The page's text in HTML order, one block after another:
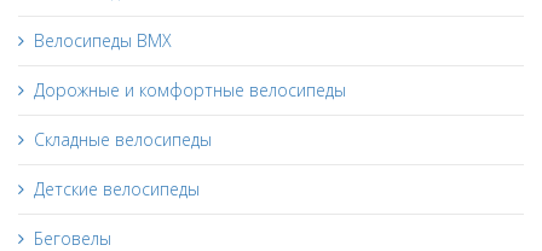
Велосипеды BMX
Дорожные и комфортные велосипеды
Складные велосипеды
Детские велосипеды
Беговелы